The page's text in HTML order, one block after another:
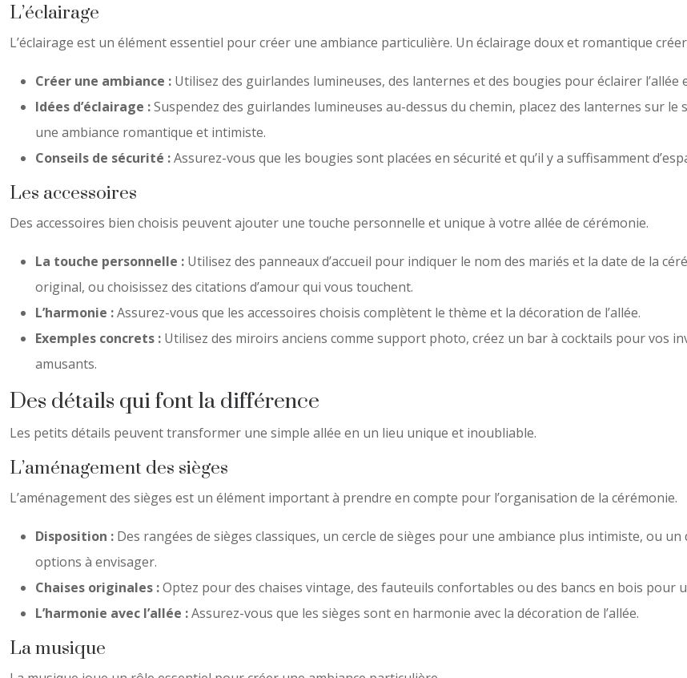
L’éclairage
L’éclairage est un élément essentiel pour créer une ambiance particulière. Un éclairage doux et romantique
Créer une ambiance : Utilisez des guirlandes lumineuses, des lanternes et des bougies pour éclairer l’allée
Idées d’éclairage :Suspendez des guirlandes lumineuses au-dessus du chemin, placez des lanternes sur
une ambiance romantique et intimiste.
Conseils de sécurité :Assurez-vous que les bougies sont placées en sécurité et qu’il y a suffisamment
Les accessoires
Des accessoires bien choisis peuvent ajouter une touche personnelle et unique à votre allée de cérémonie.
La touche personnelle : Utilisez des panneaux d’accueil pour indiquer le nom des mariés et la date de la
original, ou choisissez des citations d’amour qui vous touchent.
L’harmonie :Assurez-vous que les accessoires choisis complètent le thème et la décoration de l’allée.
Exemples concrets : Utilisez des miroirs anciens comme support photo, créez un bar à cocktails pour vos
amusants.
Des détails qui font la différence
Les petits détails peuvent transformer une simple allée en un lieu unique et inoubliable.
L’aménagement des sièges
L’aménagement des sièges est un élément important à prendre en compte pour l’organisation de la cérémonie.
Disposition : Des rangées de sièges classiques, un cercle de sièges pour une ambiance plus intimiste, ou
options à envisager.
Chaises originales :Optez pour des chaises vintage, des fauteuils confortables ou des bancs en bois pour
L’harmonie avec l’allée :Assurez-vous que les sièges sont en harmonie avec la décoration de l’allée.
La musique